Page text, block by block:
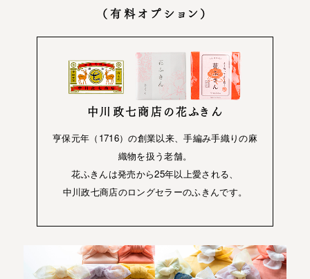
（有料オプション）
中川政七商店の花ふきん
亨保元年（1716）の創業以来、手編み手織りの麻
織物を扱う老舗。
花ふきんは発売から25年以上愛される、
中川政七商店のロングセラーのふきんです。